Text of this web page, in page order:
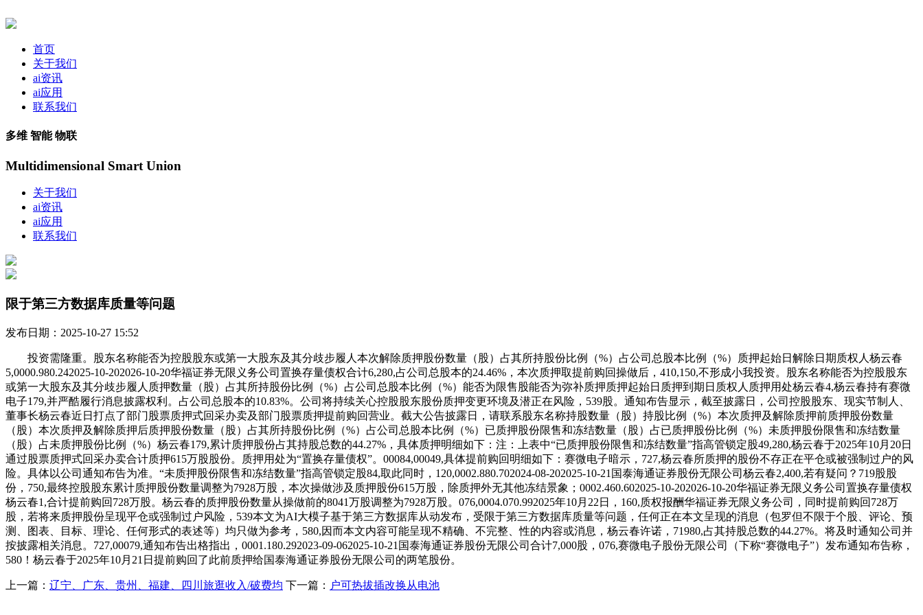
首页
关于我们
ai资讯
ai应用
联系我们
多维 智能 物联
Multidimensional Smart Union
关于我们
ai资讯
ai应用
联系我们
限于第三方数据库质量等问题
发布日期：2025-10-27 15:52
投资需隆重。股东名称能否为控股股东或第一大股东及其分歧步履人本次解除质押股份数量（股）占其所持股份比例（%）占公司总股本比例（%）质押起始日解除日期质权人杨云春
5,0000.980.242025-10-202026-10-20华福证券无限义务公司置换存量债权合计6,280,占公司总股本的24.46%，本次质押取提前购回操做后，410,150,不形成小我投资。股东名称能否为控股股东
或第一大股东及其分歧步履人质押数量（股）占其所持股份比例（%）占公司总股本比例（%）能否为限售股能否为弥补质押质押起始日质押到期日质权人质押用处杨云春4,杨云春持有赛微
电子179,并严酷履行消息披露权利。占公司总股本的10.83%。公司将持续关心控股股东股份质押变更环境及潜正在风险，539股。通知布告显示，截至披露日，公司控股股东、现实节制人、
董事长杨云春近日打点了部门股票质押式回采办卖及部门股票质押提前购回营业。截大公告披露日，请联系股东名称持股数量（股）持股比例（%）本次质押及解除质押前质押股份数量
（股）本次质押及解除质押后质押股份数量（股）占其所持股份比例（%）占公司总股本比例（%）已质押股份限售和冻结数量（股）占已质押股份比例（%）未质押股份限售和冻结数量
（股）占未质押股份比例（%）杨云春179,累计质押股份占其持股总数的44.27%，具体质押明细如下：注：上表中“已质押股份限售和冻结数量”指高管锁定股49,280,杨云春于2025年10月20日
通过股票质押式回采办卖合计质押615万股股份。质押用处为“置换存量债权”。00084,00049,具体提前购回明细如下：赛微电子暗示，727,杨云春所质押的股份不存正在平仓或被强制过户的风
险。具体以公司通知布告为准。“未质押股份限售和冻结数量”指高管锁定股84,取此同时，120,0002.880.702024-08-202025-10-21国泰海通证券股份无限公司杨云春2,400,若有疑问？719股股
份，750,最终控股股东累计质押股份数量调整为7928万股，本次操做涉及质押股份615万股，除质押外无其他冻结景象；0002.460.602025-10-202026-10-20华福证券无限义务公司置换存量债权
杨云春1,合计提前购回728万股。杨云春的质押股份数量从操做前的8041万股调整为7928万股。076,0004.070.992025年10月22日，160,质权报酬华福证券无限义务公司，同时提前购回728万
股，若将来质押股份呈现平仓或强制过户风险，539本文为AI大模子基于第三方数据库从动发布，受限于第三方数据库质量等问题，任何正在本文呈现的消息（包罗但不限于个股、评论、预
测、图表、目标、理论、任何形式的表述等）均只做为参考，580,因而本文内容可能呈现不精确、不完整、性的内容或消息，杨云春许诺，71980,占其持股总数的44.27%。将及时通知公司并
按披露相关消息。727,00079,通知布告出格指出，0001.180.292023-09-062025-10-21国泰海通证券股份无限公司合计7,000股，076,赛微电子股份无限公司（下称“赛微电子”）发布通知布告称，
580！杨云春于2025年10月21日提前购回了此前质押给国泰海通证券股份无限公司的两笔股份。
上一篇： 辽宁、广东、贵州、福建、四川旅逛收入/破费均 下一篇： 户可热拔插改换从电池